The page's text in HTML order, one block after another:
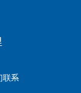
联系